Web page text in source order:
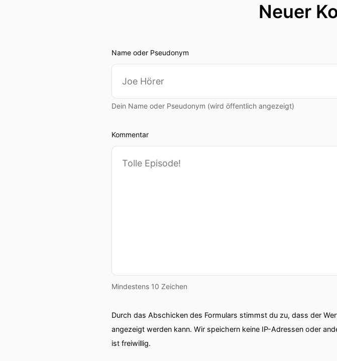
Neuer
Name oder Pseudonym
Dein Name oder Pseudonym (wird öffentlich angezeigt)
Kommentar
Mindestens 10 Zeichen
Durch das Abschicken des Formulars stimmst du zu, dass der
angezeigt werden kann. Wir speichern keine IP-Adressen oder
ist freiwillig.